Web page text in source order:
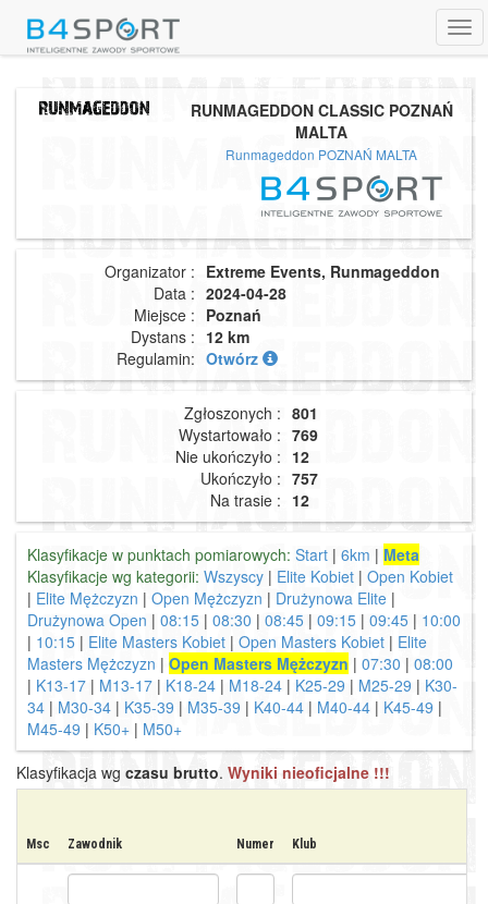
RUNMAGEDDON CLASSIC POZNAŃ
MALTA
Runmageddon POZNAŃ MALTA
Organizator : Extreme Events, Runmageddon
Data : 2024-04-28
Miejsce : Poznań
Dystans : 12 km
Regulamin: Otwórz
Zgłoszonych : 801
Wystartowało : 769
Nie ukończyło : 12
Ukończyło : 757
Na trasie : 12
Klasyfikacje w punktach pomiarowych: Start | 6km | Meta
Klasyfikacje wg kategorii: Wszyscy | Elite Kobiet | Open Kobiet
| Elite Mężczyzn | Open Mężczyzn | Drużynowa Elite |
Drużynowa Open | 08:15 | 08:30 | 08:45 | 09:15 | 09:45 | 10:00
| 10:15 | Elite Masters Kobiet | Open Masters Kobiet | Elite
Masters Mężczyzn | Open Masters Mężczyzn | 07:30 | 08:00
| K13-17 | M13-17 | K18-24 | M18-24 | K25-29 | M25-29 | K30-
34 | M30-34 | K35-39 | M35-39 | K40-44 | M40-44 | K45-49 |
M45-49 | K50+ | M50+
Klasyfikacja wg czasu brutto. Wyniki nieoficjalne !!!
Msc Zawodnik Numer Klub